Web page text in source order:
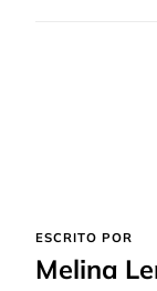
ESCRITO POR
Melina